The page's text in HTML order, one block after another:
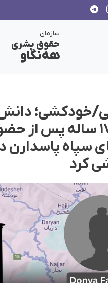
سازمان
حقوق بشری
هەنگاو
خودکشی؛
دختر ١٧ سالە پس از
سپاه پاسدارن
کرد